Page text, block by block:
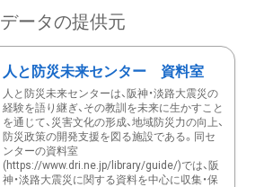
データの提供元
人と防災未来センター 資料室
人と防災未来センターは、阪神・淡路大震災の
経験を語り継ぎ、その教訓を未来に生かすこと
を通じて、災害文化の形成、地域防災力の向上、
防災政策の開発支援を図る施設である。同セ
ンターの資料室
(https://www.dri.ne.jp/library/guide/)では、阪
神・淡路大震災に関する資料を中心に収集・保